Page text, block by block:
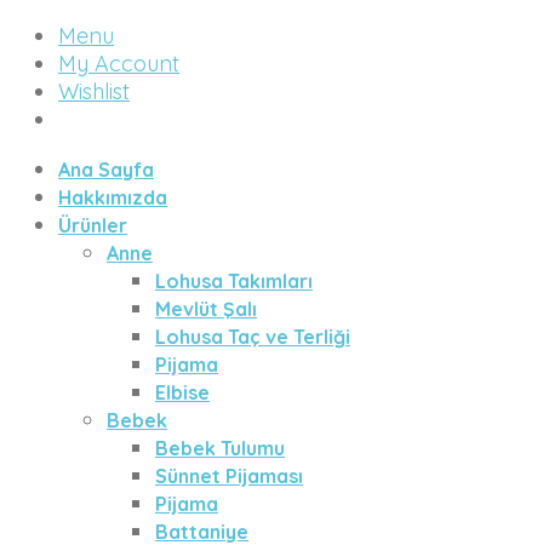
Menu
My Account
Wishlist
Ana Sayfa
Hakkımızda
Ürünler
Anne
Lohusa Takımları
Mevlüt Şalı
Lohusa Taç ve Terliği
Pijama
Elbise
Bebek
Bebek Tulumu
Sünnet Pijaması
Pijama
Battaniye